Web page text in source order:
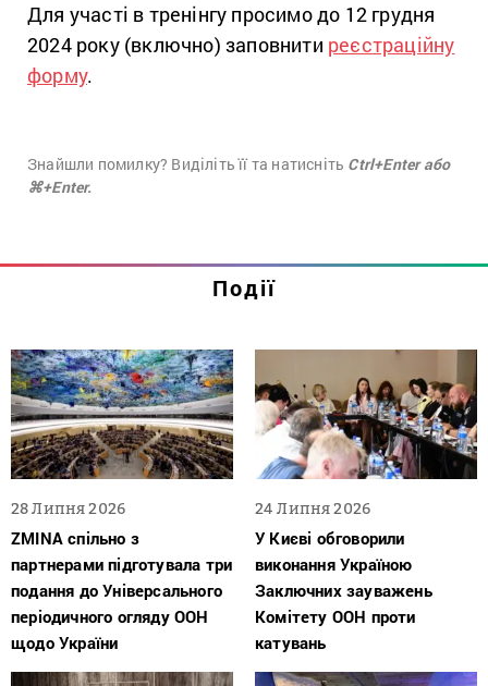
Для участі в тренінгу просимодо 12 грудня
2024 року (включно) заповнити реєстраційну
форму.
Знайшли помилку? Виділіть її та натисніть Ctrl+Enter або
⌘+Enter.
Події
28 Липня 2026
ZMINA спільно з
партнерами підготувала три
подання до Універсального
періодичного огляду ООН
щодо України
24 Липня 2026
У Києві обговорили
виконання Україною
Заключних зауважень
Комітету ООН проти
катувань